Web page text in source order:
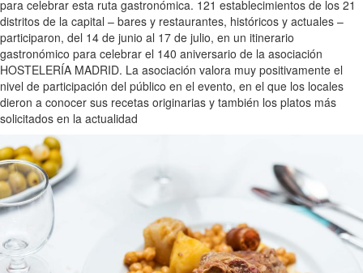
para celebrar esta ruta gastronómica. 121 establecimientos de los 21
distritos de la capital – bares y restaurantes, históricos y actuales –
participaron, del 14 de junio al 17 de julio, en un itinerario
gastronómico para celebrar el 140 aniversario de la asociación
HOSTELERÍA MADRID. La asociación valora muy positivamente el
nivel de participación del público en el evento, en el que los locales
dieron a conocer sus recetas originarias y también los platos más
solicitados en la actualidad